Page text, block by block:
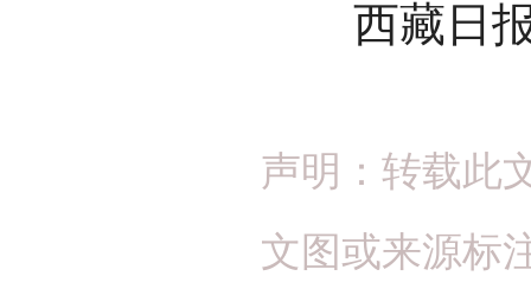
西藏日
声明：转载此
文图或来源标